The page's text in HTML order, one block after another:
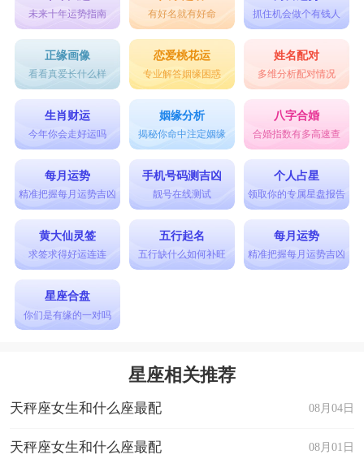
未来十年运势指南 有好名就有好命 抓住机会做个有钱人
正缘画像
看看真爱长什么样
恋爱桃花运
专业解答姻缘困惑
姓名配对
多维分析配对情况
生肖财运
今年你会走好运吗
姻缘分析
揭秘你命中注定姻缘
八字合婚
合婚指数有多高速查
每月运势
精准把握每月运势吉凶
手机号码测吉凶
靓号在线测试
个人占星
领取你的专属星盘报告
黄大仙灵签
求签求得好运连连
五行起名
五行缺什么如何补旺
每月运势
精准把握每月运势吉凶
星座合盘
你们是有缘的一对吗
星座相关推荐
08月04日
天秤座女生和什么座最配
08月01日
天秤座女生和什么座最配